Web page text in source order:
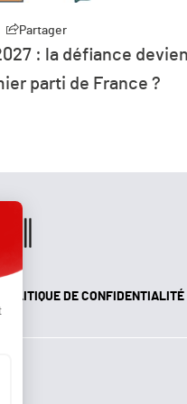
Partager
à crédit sur
de la planète
POLITIQUE DE CONFIDENTIALITÉ